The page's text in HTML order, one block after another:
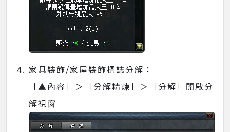
家具裝飾/家屋裝飾標誌分解：
［▲內容］＞［分解精煉］＞［分解］開啟分
解視窗